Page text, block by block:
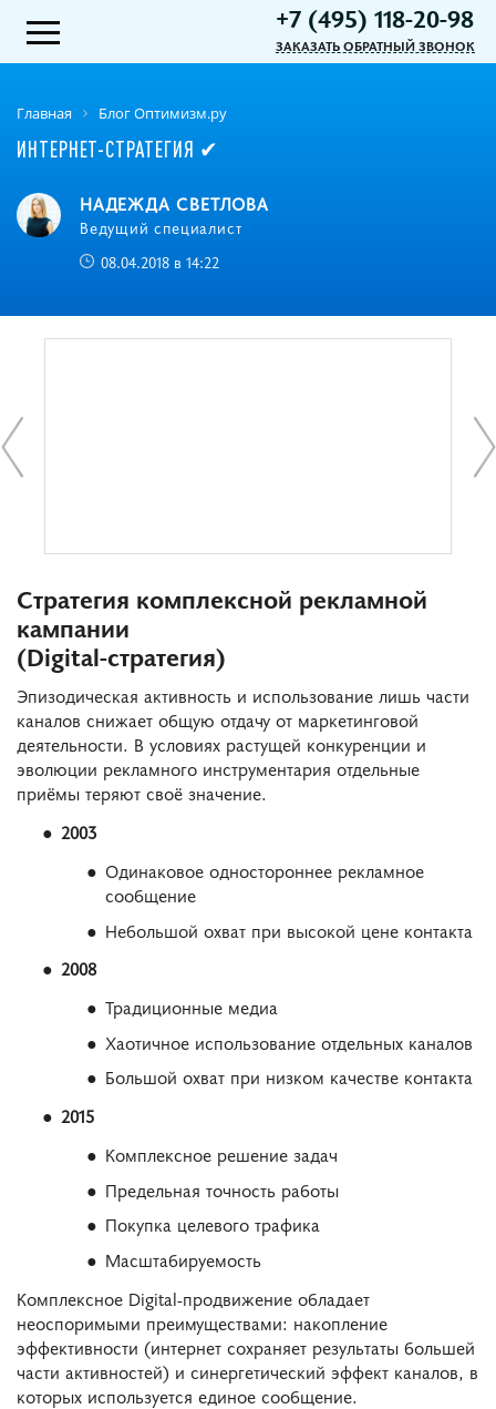
+7 (495) 118-20-98
ЗАКАЗАТЬ ОБРАТНЫЙ ЗВОНОК
Главная Блог Оптимизм.ру
ИНТЕРНЕТ-СТРАТЕГИЯ ✔
НАДЕЖДА СВЕТЛОВА
Ведущий специалист
08.04.2018 в 14:22
Стратегия комплексной рекламной
кампании
(Digital-стратегия)
Эпизодическая активность и использование лишь части
каналов снижает общую отдачу от маркетинговой
деятельности. В условиях растущей конкуренции и
эволюции рекламного инструментария отдельные
приёмы теряют своё значение.
2003
Одинаковое одностороннее рекламное
сообщение
Небольшой охват при высокой цене контакта
2008
Традиционные медиа
Хаотичное использование отдельных каналов
Большой охват при низком качестве контакта
2015
Комплексное решение задач
Предельная точность работы
Покупка целевого трафика
Масштабируемость
Комплексное Digital-продвижение обладает
неоспоримыми преимуществами: накопление
эффективности (интернет сохраняет результаты большей
части активностей) и синергетический эффект каналов, в
которых используется единое сообщение.